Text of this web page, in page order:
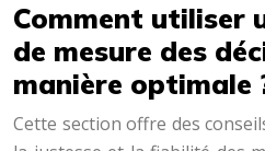
Comment utiliser
de mesure des
manière optimale
Cette section offre des